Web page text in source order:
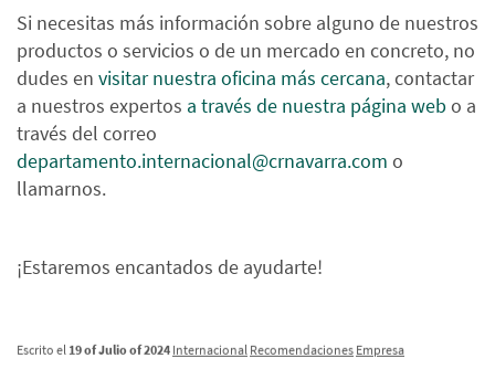
Si necesitas más información sobre alguno de nuestros
productos o servicios o de un mercado en concreto, no
dudes en visitar nuestra oficina más cercana, contactar
a nuestros expertos a través de nuestra página webo a
través del correo
departamento.internacional@crnavarra.com o
llamarnos.
¡Estaremos encantados de ayudarte!
Escrito el 19 of Julio of 2024 Internacional Recomendaciones Empresa